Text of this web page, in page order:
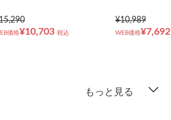
価格¥10,703 税込
¥10,989
WEB価格¥7,692
もっと見る